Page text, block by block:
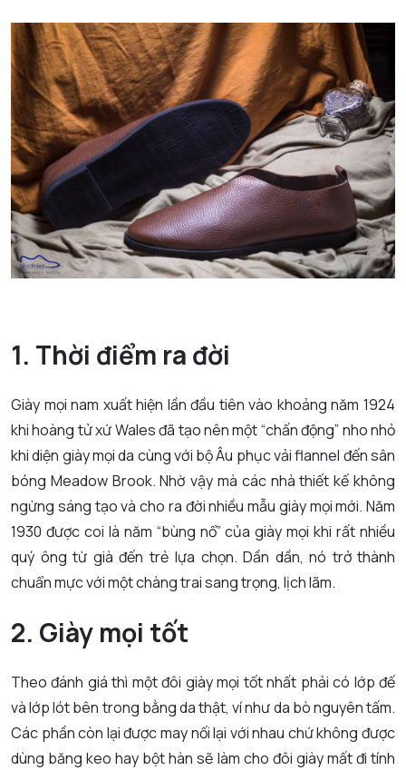
1. Thời điểm ra đời
Giày mọi nam xuất hiện lần đầu tiên vào khoảng năm 1924
khi hoàng tử xứ Wales đã tạo nên một “chấn động” nho nhỏ
khi diện giày mọi da cùng với bộ Âu phục vải flannel đến sân
bóng Meadow Brook. Nhờ vậy mà các nhà thiết kế không
ngừng sáng tạo và cho ra đời nhiều mẫu giày mọi mới. Năm
1930 được coi là năm “bùng nổ” của giày mọi khi rất nhiều
quý ông từ già đến trẻ lựa chọn. Dần dần, nó trở thành
chuẩn mực với một chàng trai sang trọng, lịch lãm.
2. Giày mọi tốt
Theo đánh giá thì một đôi giày mọi tốt nhất phải có lớp đế
và lớp lót bên trong bằng da thật, ví như da bò nguyên tấm.
Các phần còn lại được may nối lại với nhau chứ không được
dùng băng keo hay bột hàn sẽ làm cho đôi giày mất đi tính